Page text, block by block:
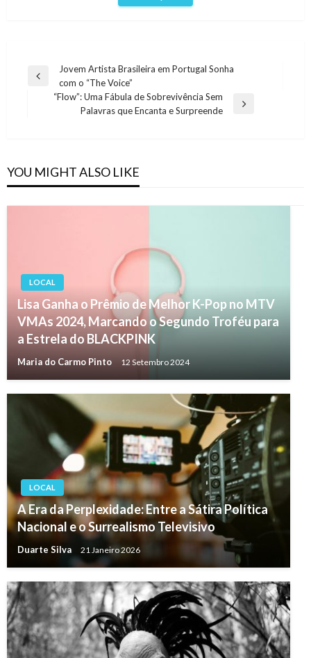
Navegação
Previous
Jovem Artista Brasileira em Portugal Sonha
com o “The Voice”
“Flow”: Uma Fábula de Sobrevivência Sem
Palavras que Encanta e Surpreende
YOU MIGHT ALSO LIKE
LOCAL
Lisa Ganha o Prêmio de Melhor K-Pop no MTV
VMAs 2024, Marcando o Segundo Troféu para
a Estrela do BLACKPINK
Maria do Carmo Pinto 12 Setembro 2024
LOCAL
A Era da Perplexidade: Entre a Sátira Política
Nacional e o Surrealismo Televisivo
Duarte Silva 21 Janeiro 2026